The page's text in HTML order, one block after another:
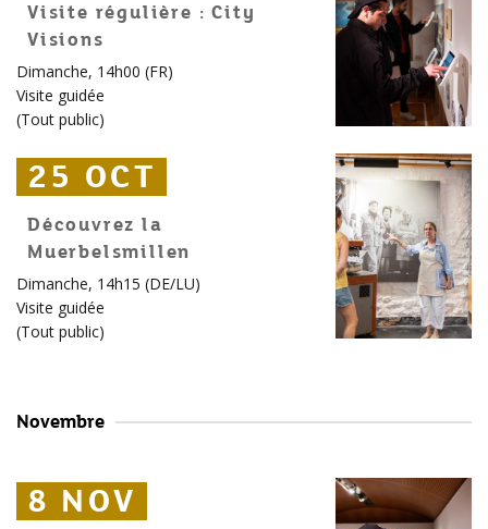
Visite régulière : City
Visions
Dimanche, 14h00 (FR)
Visite guidée
(Tout public)
25 OCT
25 OCT
25 OCT
Découvrez la
Muerbelsmillen
Dimanche, 14h15 (DE/LU)
Visite guidée
(Tout public)
Novembre
8 NOV
8 NOV
8 NOV